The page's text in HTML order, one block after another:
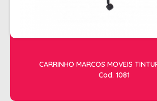
ALCOOL
CARRINHO MARCOS MOVEIS
Cod. 1081